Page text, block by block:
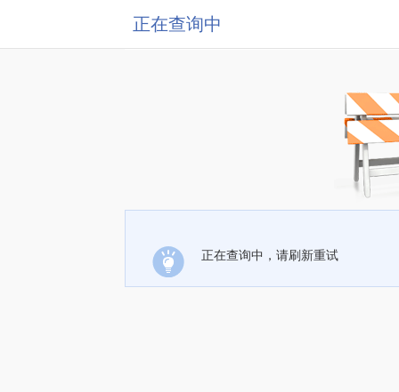
正在查询中
正在查询中，请刷新重试